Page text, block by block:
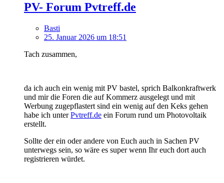
PV- Forum Pvtreff.de
Basti
25. Januar 2026 um 18:51
Tach zusammen,
da ich auch ein wenig mit PV bastel, sprich Balkonkraftwerk
und mir die Foren die auf Kommerz ausgelegt und mit
Werbung zugepflastert sind ein wenig auf den Keks gehen
habe ich unterPvtreff.de ein Forum rund um Photovoltaik
erstellt.
Sollte der ein oder andere von Euch auch in Sachen PV
unterwegs sein, so wäre es super wenn Ihr euch dort auch
registrieren würdet.